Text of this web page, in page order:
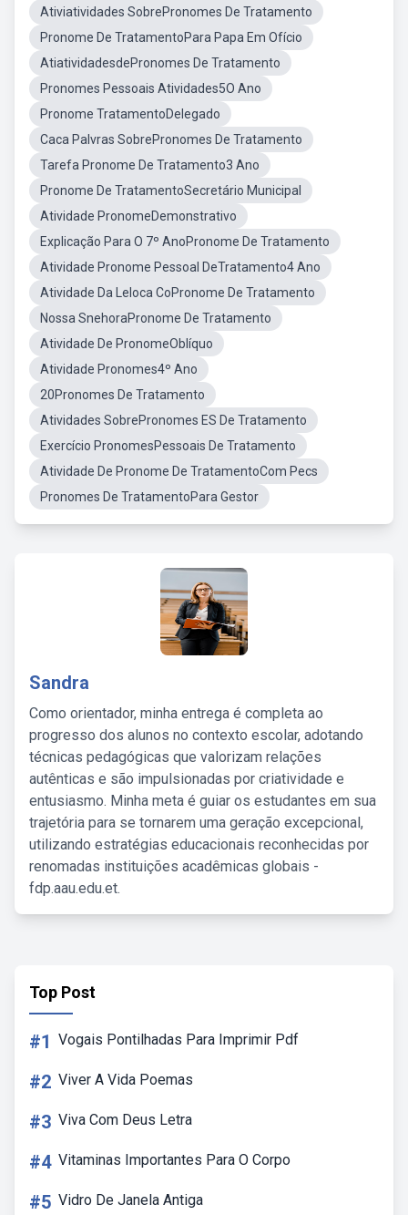
Ativiatividades SobrePronomes De Tratamento
Pronome De TratamentoPara Papa Em Ofício
AtiatividadesdePronomes De Tratamento
Pronomes Pessoais Atividades5O Ano
Pronome TratamentoDelegado
Caca Palvras SobrePronomes De Tratamento
Tarefa Pronome De Tratamento3 Ano
Pronome De TratamentoSecretário Municipal
Atividade PronomeDemonstrativo
Explicação Para O 7º AnoPronome De Tratamento
Atividade Pronome Pessoal DeTratamento4 Ano
Atividade Da Leloca CoPronome De Tratamento
Nossa SnehoraPronome De Tratamento
Atividade De PronomeOblíquo
Atividade Pronomes4º Ano
20Pronomes De Tratamento
Atividades SobrePronomes ES De Tratamento
Exercício PronomesPessoais De Tratamento
Atividade De Pronome De TratamentoCom Pecs
Pronomes De TratamentoPara Gestor
Sandra
Como orientador, minha entrega é completa ao
progresso dos alunos no contexto escolar, adotando
técnicas pedagógicas que valorizam relações
autênticas e são impulsionadas por criatividade e
entusiasmo. Minha meta é guiar os estudantes em sua
trajetória para se tornarem uma geração excepcional,
utilizando estratégias educacionais reconhecidas por
renomadas instituições acadêmicas globais -
fdp.aau.edu.et.
Top Post
#1 Vogais Pontilhadas Para Imprimir Pdf
#2 Viver A Vida Poemas
#3 Viva Com Deus Letra
#4 Vitaminas Importantes Para O Corpo
#5 Vidro De Janela Antiga